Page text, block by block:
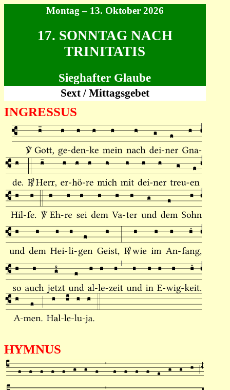
Montag – 13. Oktober 2026
17. SONNTAG NACH
TRINITATIS
Sieghafter Glaube
Sext / Mittagsgebet
INGRESSUS
HYMNUS